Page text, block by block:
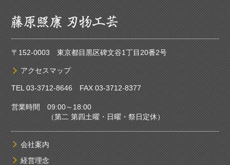
〒152-0003 東京都目黒区碑文谷1丁目20番2号
アクセスマップ
TEL03-3712-8646FAX 03-3712-8377
営業時間 09:00～18:00
（第二 第四土曜・日曜・祭日定休）
会社案内
経営理念